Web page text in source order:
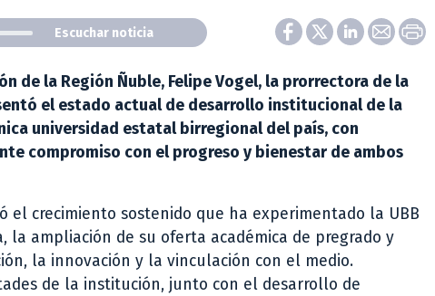
Escuchar noticia
de la Región Ñuble, Felipe Vogel, la prorrectora de la
el estado actual de desarrollo institucional de la
universidad estatal birregional del país, con
compromiso con el progreso y bienestar de ambos
el crecimiento sostenido que ha experimentado la UBB
ampliación de su oferta académica de pregrado y
la innovación y la vinculación con el medio.
de la institución, junto con el desarrollo de